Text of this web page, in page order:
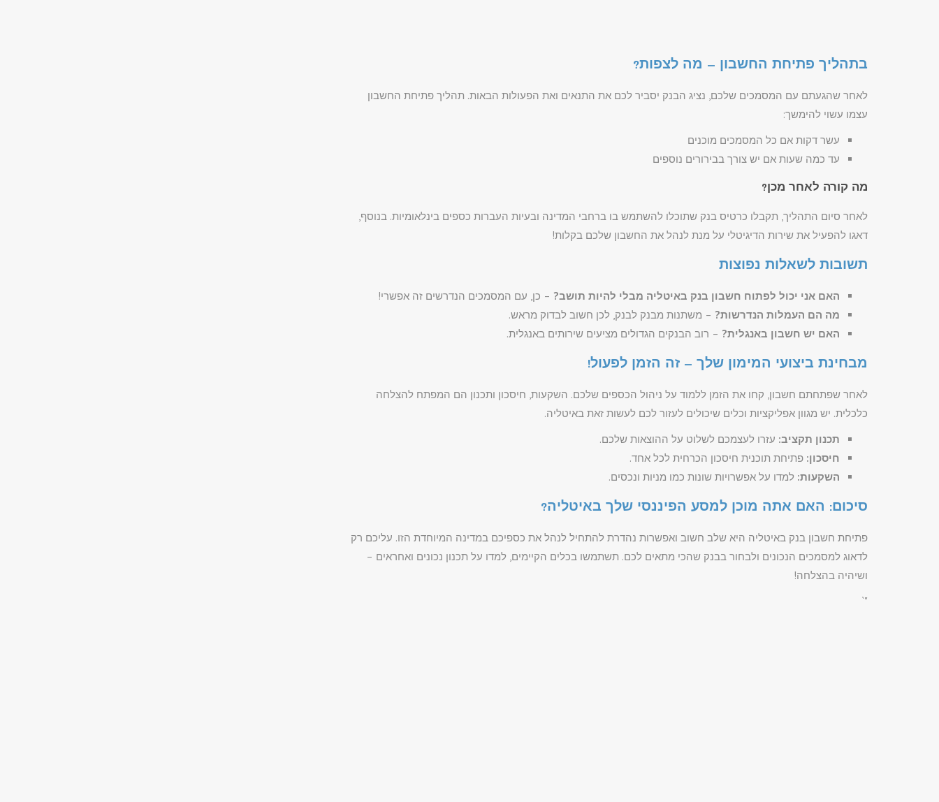
בתהליך פתיחת החשבון – מה לצפות?
לאחר שהגעתם עם המסמכים שלכם, נציג הבנק יסביר לכם את התנאים ואת הפעולות הבאות. תהליך פתיחת החשבון
עצמו עשוי להימשך:
עשר דקות אם כל המסמכים מוכנים
עד כמה שעות אם יש צורך בבירורים נוספים
מה קורה לאחר מכן?
לאחר סיום התהליך, תקבלו כרטיס בנק שתוכלו להשתמש בו ברחבי המדינה ובעיות העברות כספים בינלאומיות. בנוסף,
דאגו להפעיל את שירות הדיגיטלי על מנת לנהל את החשבון שלכם בקלות!
תשובות לשאלות נפוצות
האם אני יכול לפתוח חשבון בנק באיטליה מבלי להיות תושב? – כן, עם המסמכים הנדרשים זה אפשרי!
מה הם העמלות הנדרשות? – משתנות מבנק לבנק, לכן חשוב לבדוק מראש.
האם יש חשבון באנגלית? – רוב הבנקים הגדולים מציעים שירותים באנגלית.
מבחינת ביצועי המימון שלך – זה הזמן לפעול!
לאחר שפתחתם חשבון, קחו את הזמן ללמוד על ניהול הכספים שלכם. השקעות, חיסכון ותכנון הם המפתח להצלחה
כלכלית. יש מגוון אפליקציות וכלים שיכולים לעזור לכם לעשות זאת באיטליה.
תכנון תקציב: עזרו לעצמכם לשלוט על ההוצאות שלכם.
חיסכון: פתיחת תוכנית חיסכון הכרחית לכל אחד.
השקעות: למדו על אפשרויות שונות כמו מניות ונכסים.
סיכום: האם אתה מוכן למסע הפיננסי שלך באיטליה?
פתיחת חשבון בנק באיטליה היא שלב חשוב ואפשרות נהדרת להתחיל לנהל את כספיכם במדינה המיוחדת הזו. עליכם רק
לדאוג למסמכים הנכונים ולבחור בבנק שהכי מתאים לכם. תשתמשו בכלים הקיימים, למדו על תכנון נכונים ואחראים –
ושיהיה בהצלחה!
"`